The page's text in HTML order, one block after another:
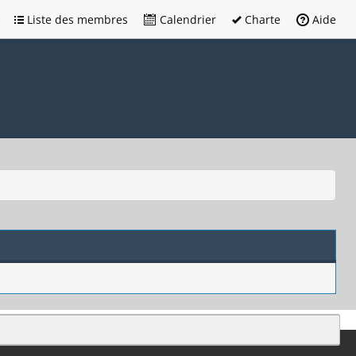
Liste des membres Calendrier Charte Aide